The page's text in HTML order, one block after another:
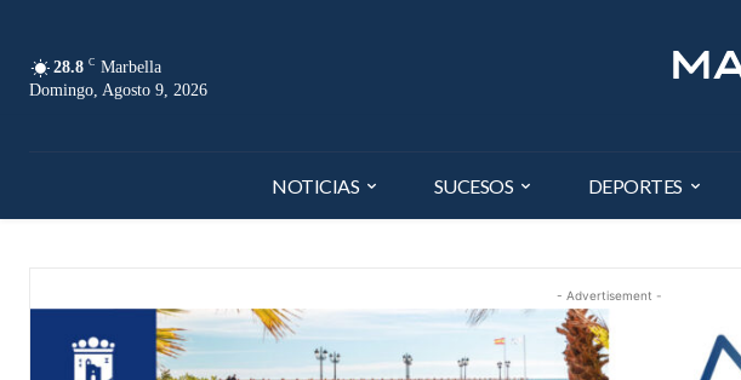
28.8 C Marbella
Domingo, Agosto 9, 2026
NOTICIAS SUCESOS DEPORTES
- Advertisement -